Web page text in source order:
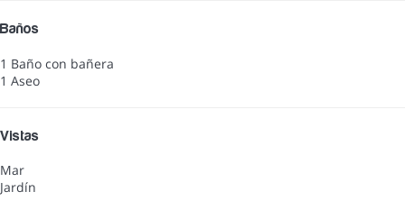
Baños
1 Baño con bañera
1 Aseo
Vistas
Mar
Jardín